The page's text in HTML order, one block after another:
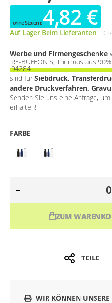
4,82 €
Auf Lager Beim Lieferanten
Werbe und Firmengeschenke
RE-BUFFON S, Thermos aus
94284
sind für Siebdruck,
andere Druckverfahren,
Senden Sie uns eine Anfrage,
erhalten!
FARBE
ZUM
TEILE
WIR KÖNNEN UNSERE